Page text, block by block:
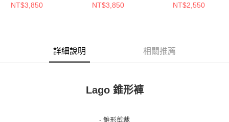
NT$3,850
NT$3,850
NT$2,550
詳細說明 相關推薦
Lago 錐形褲
- 錐形剪裁